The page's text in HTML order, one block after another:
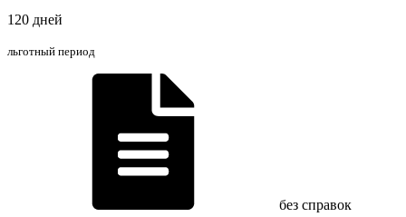
120 дней
льготный период
без справок